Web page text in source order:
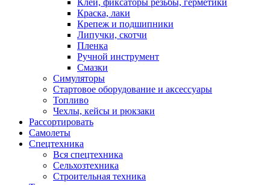
Клеи, фиксаторы резьбы, герметики
Краска, лаки
Крепеж и подшипники
Липучки, скотчи
Пленка
Ручной инструмент
Смазки
Симуляторы
Стартовое оборудование и аксессуары
Топливо
Чехлы, кейсы и рюкзаки
Рассортировать
Самолеты
Спецтехника
Вся спецтехника
Сельхозтехника
Строительная техника